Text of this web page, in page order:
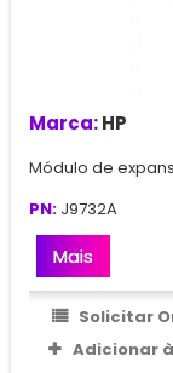
Marca:HP
Módulo de
PN: J9732A
Mais
Solicitar
Adicionar